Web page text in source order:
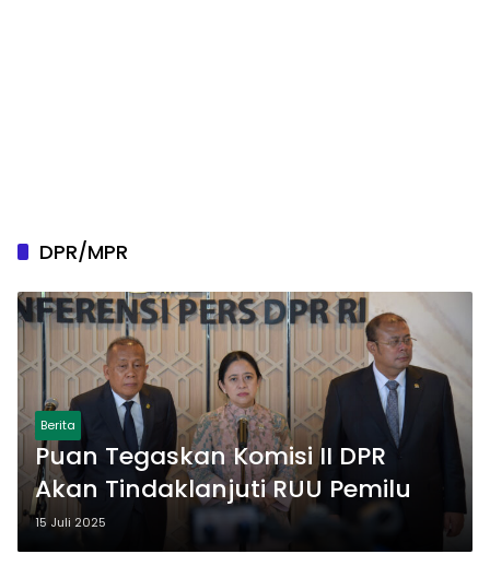
DPR/MPR
Berita
Puan Tegaskan Komisi II DPR
Akan Tindaklanjuti RUU Pemilu
15 Juli 2025